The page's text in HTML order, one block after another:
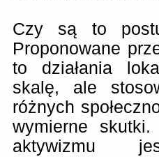
Czy są to
Proponowane
to działania
skalę, ale
różnych
wymierne
aktywizmu